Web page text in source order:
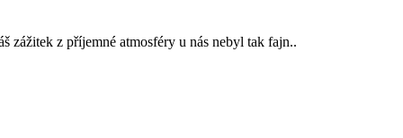
zážitek z příjemné atmosféry u nás nebyl tak fajn..